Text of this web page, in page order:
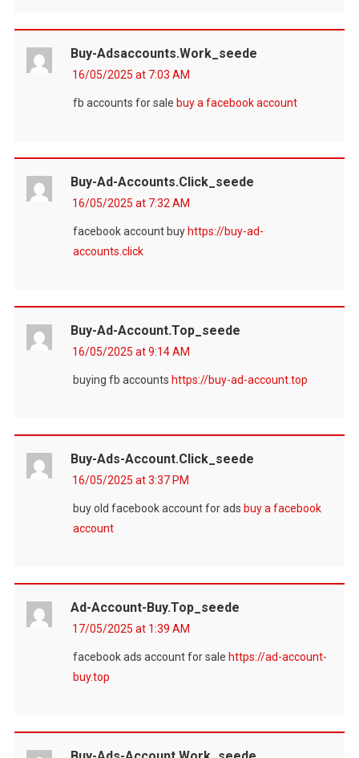
Buy-Adsaccounts.work_seede
16/05/2025 at 7:03 AM
fb accounts for sale buy a facebook account
Buy-Ad-Accounts.click_seede
16/05/2025 at 7:32 AM
facebook account buy https://buy-ad-
accounts.click
Buy-Ad-Account.top_seede
16/05/2025 at 9:14 AM
buying fb accounts https://buy-ad-account.top
Buy-Ads-Account.click_seede
16/05/2025 at 3:37 PM
buy old facebook account for ads buy a facebook
account
Ad-Account-Buy.top_seede
17/05/2025 at 1:39 AM
facebook ads account for sale https://ad-account-
buy.top